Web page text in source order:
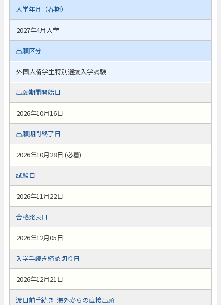
入学年月（春期）
2027年4月入学
出願区分
外国人留学生特別選抜入学試験
出願期間開始日
2026年10月16日
出願期間終了日
2026年10月28日 (必着)
試験日
2026年11月22日
合格発表日
2026年12月05日
入学手続き締め切り日
2026年12月21日
渡日前手続き-海外からの直接出願